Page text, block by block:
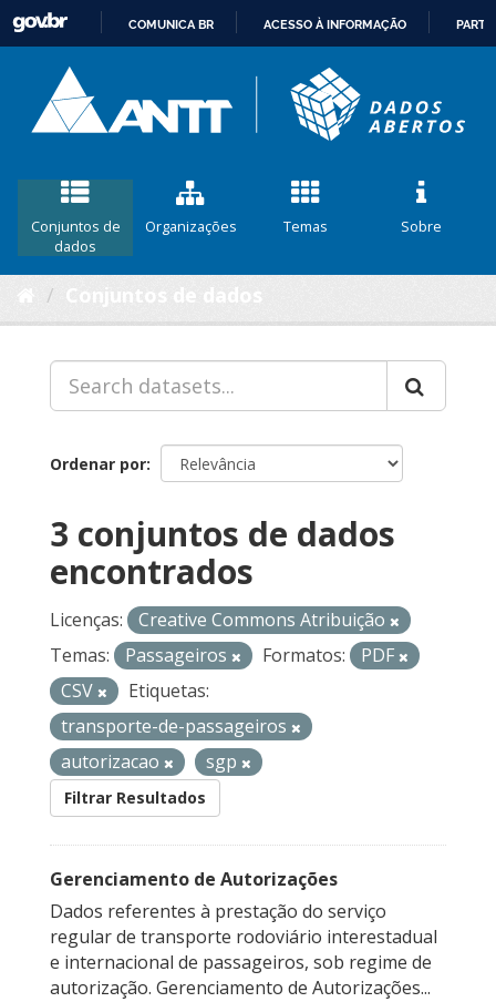
CONTEÚDO
COMUNICA BR ACESSO À INFORMAÇÃO
Conjuntos de
dados
Organizações Temas Sobre
Ordenar por
3 conjuntos de dados
encontrados
Licenças:
Creative Commons Atribuição
Temas:
Passageiros Formatos:
PDF
CSV
Etiquetas:
transporte-de-passageiros
autorizacao
sgp
Filtrar Resultados
Gerenciamento de Autorizações
Dados referentes à prestação do serviço
regular de transporte rodoviário interestadual
e internacional de passageiros, sob regime de
autorização. Gerenciamento de Autorizações...